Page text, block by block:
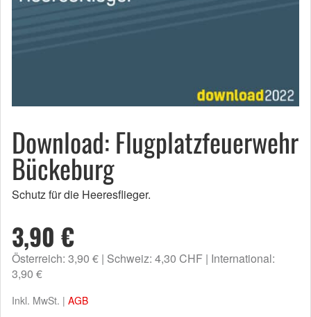
Download: Flugplatzfeuerwehr
Bückeburg
Schutz für die Heeresflieger.
3,90 €
Österreich: 3,90 € Schweiz: 4,30 CHF International:
3,90 €
Inkl. MwSt. | AGB